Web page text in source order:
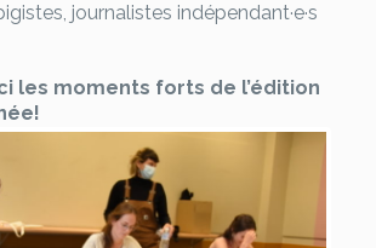
journalistes indépendant·e·s
les moments forts de l’édition